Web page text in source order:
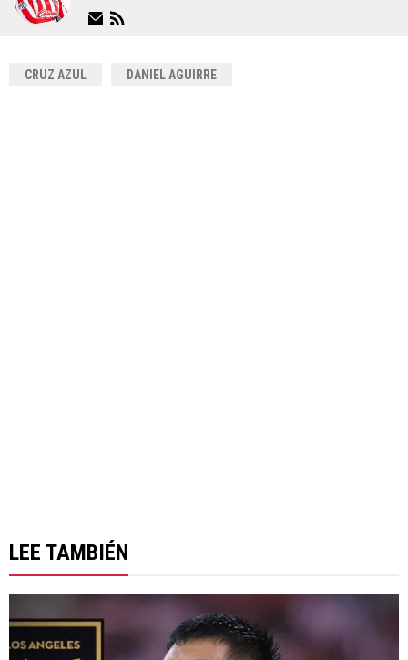
CRUZ AZUL DANIEL AGUIRRE
LEE TAMBIÉN